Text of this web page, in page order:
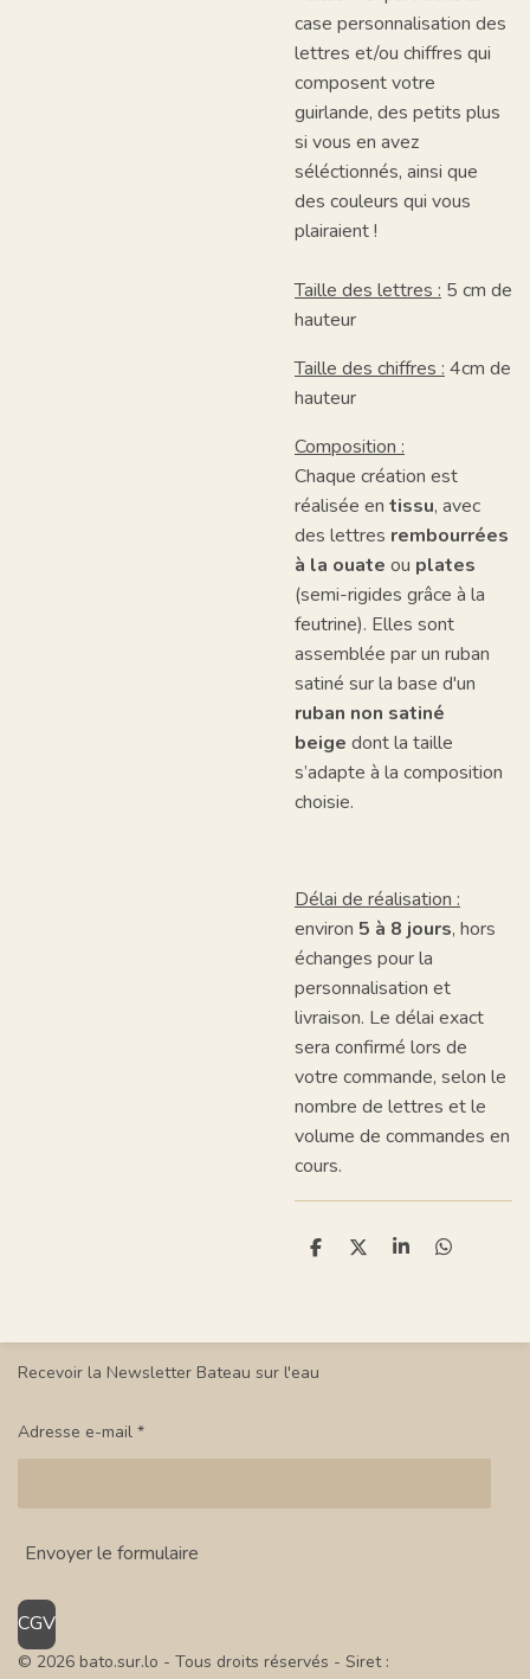
case personnalisation des
lettres et/ou chiffres qui
composent votre
guirlande, des petits plus
si vous en avez
séléctionnés, ainsi que
des couleurs qui vous
plairaient !
Taille des lettres : 5 cm de
hauteur
Taille des chiffres : 4cm de
hauteur
Composition :
Chaque création est
réalisée en tissu, avec
des lettres rembourrées
à la ouate ou plates
(semi-rigides grâce à la
feutrine). Elles sont
assemblée par un ruban
satiné sur la base d'un
ruban non satiné
beige dont la taille
s’adapte à la composition
choisie.
Délai de réalisation :
environ 5 à 8 jours, hors
échanges pour la
personnalisation et
livraison. Le délai exact
sera confirmé lors de
votre commande, selon le
nombre de lettres et le
volume de commandes en
cours.
P
g
e
P
g
P
g
P
g
Recevoir la Newsletter Bateau sur l'eau
Adresse e-mail *
Envoyer le formulaire
CGV
© 2026 bato.sur.lo - Tous droits réservés - Siret :